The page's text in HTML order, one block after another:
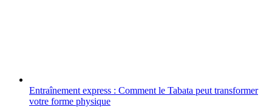
Entraînement express : Comment le Tabata peut transformer
votre forme physique